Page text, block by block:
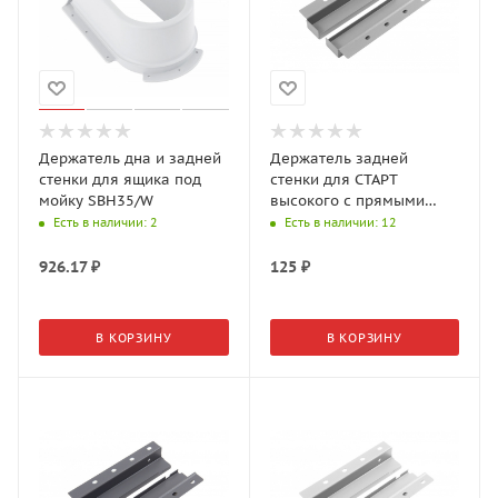
Держатель дна и задней
стенки для ящика под
мойку SBH35/W
Есть в наличии: 2
926.17₽
В КОРЗИНУ
Держатель задней
стенки для СТАРТ
высокого с прямыми
боковинами SBH62/GR
Есть в наличии: 12
125₽
В КОРЗИНУ